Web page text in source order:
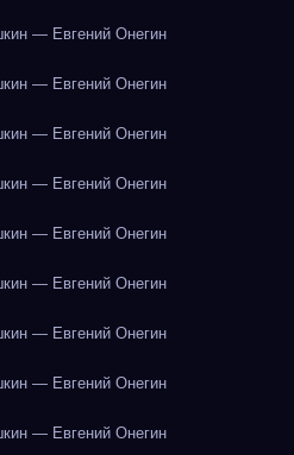
— Евгений Онегин
— Евгений Онегин
— Евгений Онегин
— Евгений Онегин
— Евгений Онегин
— Евгений Онегин
— Евгений Онегин
— Евгений Онегин
— Евгений Онегин